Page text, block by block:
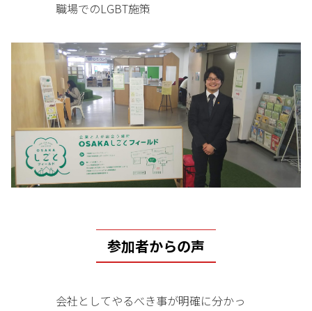
職場でのLGBT施策
参加者からの声
会社としてやるべき事が明確に分かっ